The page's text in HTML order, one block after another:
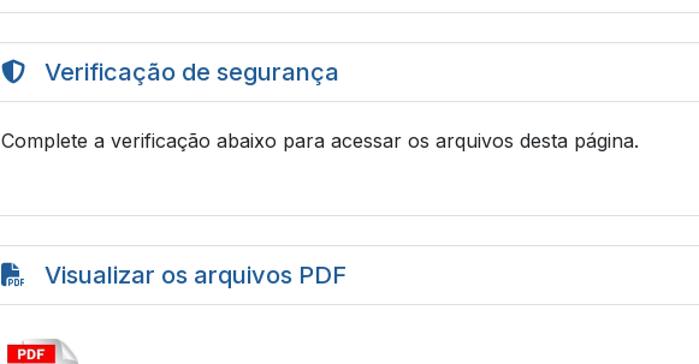
Verificação de segurança
Complete a verificação abaixo para acessar os arquivos desta página.
Visualizar os arquivos PDF